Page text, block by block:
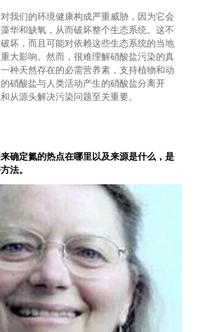
我们的环境健康构成严重威胁，因为它会
华和缺氧，从而破坏整个生态系统。这不
坏，而且可能对依赖这些生态系统的当地
大影响。然而，很难理解硝酸盐污染的真
种天然存在的必需营养素，支持植物和动
硝酸盐与人类活动产生的硝酸盐分离开
从源头解决污染问题至关重要。
确定氮的热点在哪里以及来源是什么，是
法。